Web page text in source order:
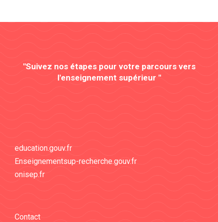
"Suivez nos étapes pour votre parcours vers
l'enseignement supérieur "
education.gouv.fr
Enseignementsup-recherche.gouv.fr
onisep.fr
Contact